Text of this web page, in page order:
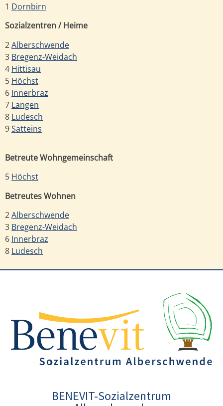
1 Dornbirn
Sozialzentren / Heime
2Alberschwende
3 Bregenz-Weidach
4 Hittisau
5 Höchst
6 Innerbraz
7 Langen
8 Ludesch
9Satteins
Betreute Wohngemeinschaft
5 Höchst
Betreutes Wohnen
2Alberschwende
3 Bregenz-Weidach
6 Innerbraz
8 Ludesch
BENEVIT-Sozialzentrum